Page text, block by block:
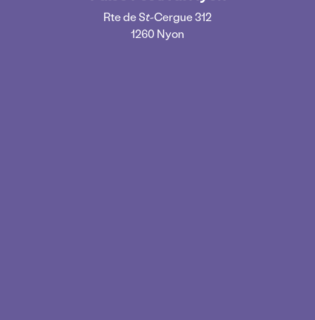
Rte de St-Cergue 312
1260 Nyon